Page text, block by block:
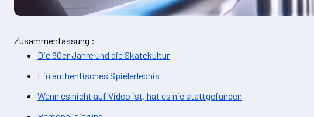
Zusammenfassung :
Die 90er Jahre und die Skatekultur
Ein authentisches Spielerlebnis
Wenn es nicht auf Video ist, hat es nie stattgefunden